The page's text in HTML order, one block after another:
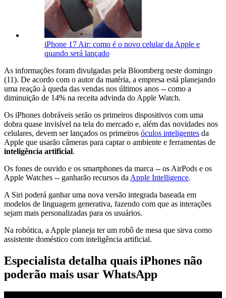
iPhone 17 Air: como é o novo celular da Apple e
quando será lançado
As informações foram divulgadas pela Bloomberg neste domingo
(11). De acordo com o autor da matéria, a empresa está planejando
uma reação à queda das vendas nos últimos anos -- como a
diminuição de 14% na receita advinda do Apple Watch.
Os iPhones dobráveis serão os primeiros dispositivos com uma
dobra quase invisível na tela do mercado e, além das novidades nos
celulares, devem ser lançados os primeiros óculos inteligentes da
Apple que usarão câmeras para captar o ambiente e ferramentas de
inteligência artificial.
Os fones de ouvido e os smartphones da marca -- os AirPods e os
Apple Watches -- ganharão recursos da Apple Intelligence.
A Siri poderá ganhar uma nova versão integrada baseada em
modelos de linguagem generativa, fazendo com que as interações
sejam mais personalizadas para os usuários.
Na robótica, a Apple planeja ter um robô de mesa que sirva como
assistente doméstico com inteligência artificial.
Especialista detalha quais iPhones não
poderão mais usar WhatsApp